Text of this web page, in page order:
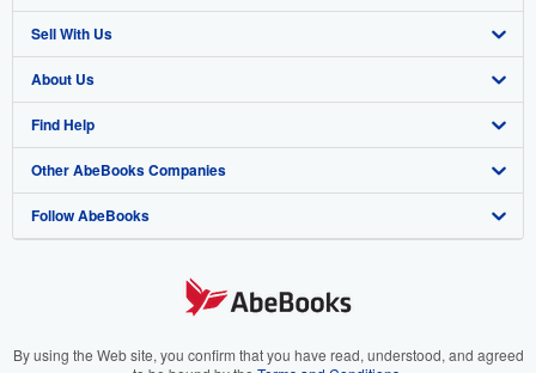
Advanced Search
Browse Collections
My Account
My Orders
View Basket
Sell With Us
Start Selling
Join Our Affiliate Programme
Book Buyback
Refer a seller
About Us
About AbeBooks
Media
Careers
Cookies Notice
Find Help
Help
Customer Service
Other AbeBooks Companies
AbeBooks.com
AbeBooks.it
Follow AbeBooks
By using the Web site, you confirm that you have read, understood, and agreed